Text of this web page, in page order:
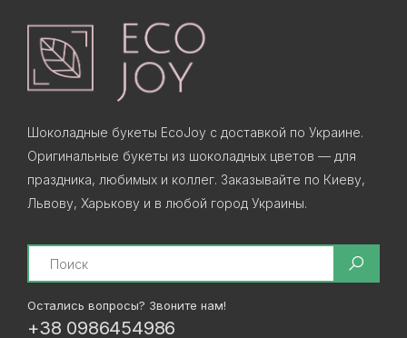
Шоколадные букеты EcoJoy с доставкой по Украине.
Оригинальные букеты из шоколадных цветов — для
праздника, любимых и коллег. Заказывайте по Киеву,
Львову, Харькову и в любой город Украины.
Search
Остались вопросы? Звоните нам!
+38 0986454986